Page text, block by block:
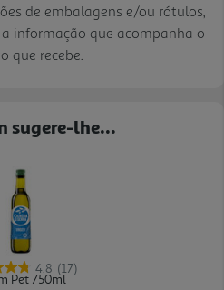
de embalagens e/ou rótulos,
informação que acompanha o
que recebe.
sugere-lhe...
4.8 (17)
Pet 750ml